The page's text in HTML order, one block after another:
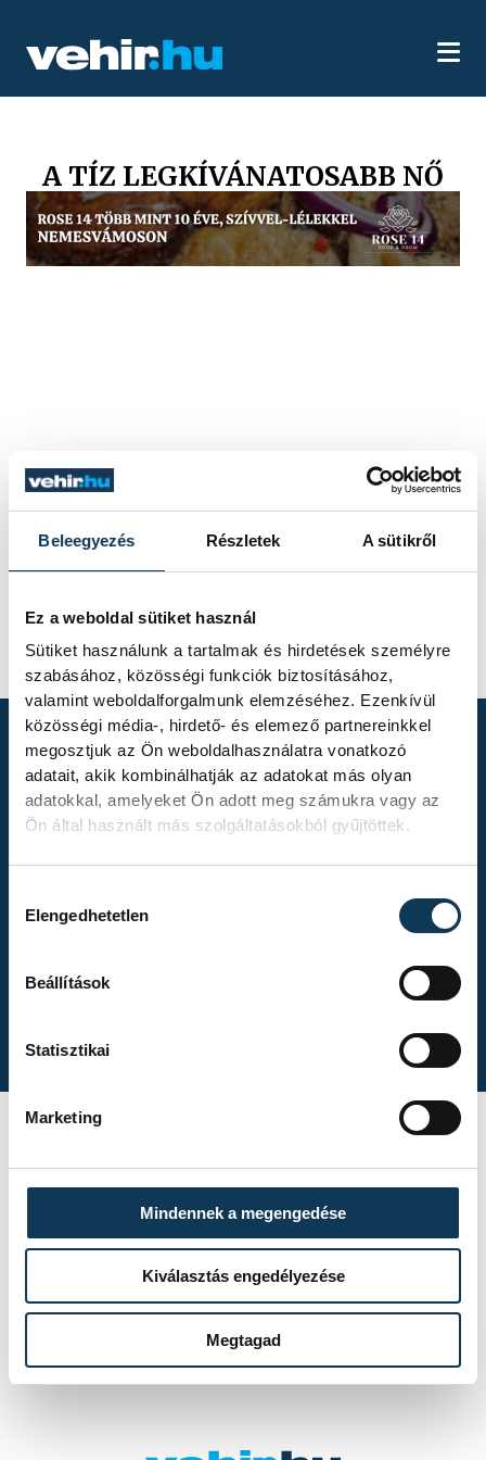
Beleegyezés Részletek A sütikről
Ez a weboldal sütiket használ
Sütiket használunk a tartalmak és hirdetések személyre
szabásához, közösségi funkciók biztosításához,
valamint weboldalforgalmunk elemzéséhez. Ezenkívül
közösségi média-, hirdető- és elemező partnereinkkel
megosztjuk az Ön weboldalhasználatra vonatkozó
adatait, akik kombinálhatják az adatokat más olyan
adatokkal, amelyeket Ön adott meg számukra vagy az
Ön által használt más szolgáltatásokból gyűjtöttek.
Elengedhetetlen
Beállítások
Statisztikai
Marketing
Mindennek a megengedése
Kiválasztás engedélyezése
Megtagad
A TÍZ LEGKÍVÁNATOSABB NŐ
TOVÁBBI
ALBUMOK
Gasper Marguc
idénynyitó
sajtótájékoztatója